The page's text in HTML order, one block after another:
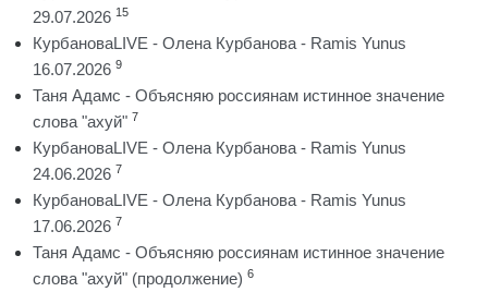
29.07.2026 15
КурбановаLIVE - Олена Курбанова - Ramis Yunus
16.07.2026 9
Таня Адамс - Объясняю россиянам истинное значение
слова "ахуй" 7
КурбановаLIVE - Олена Курбанова - Ramis Yunus
24.06.2026 7
КурбановаLIVE - Олена Курбанова - Ramis Yunus
17.06.2026 7
Таня Адамс - Объясняю россиянам истинное значение
слова "ахуй" (продолжение) 6